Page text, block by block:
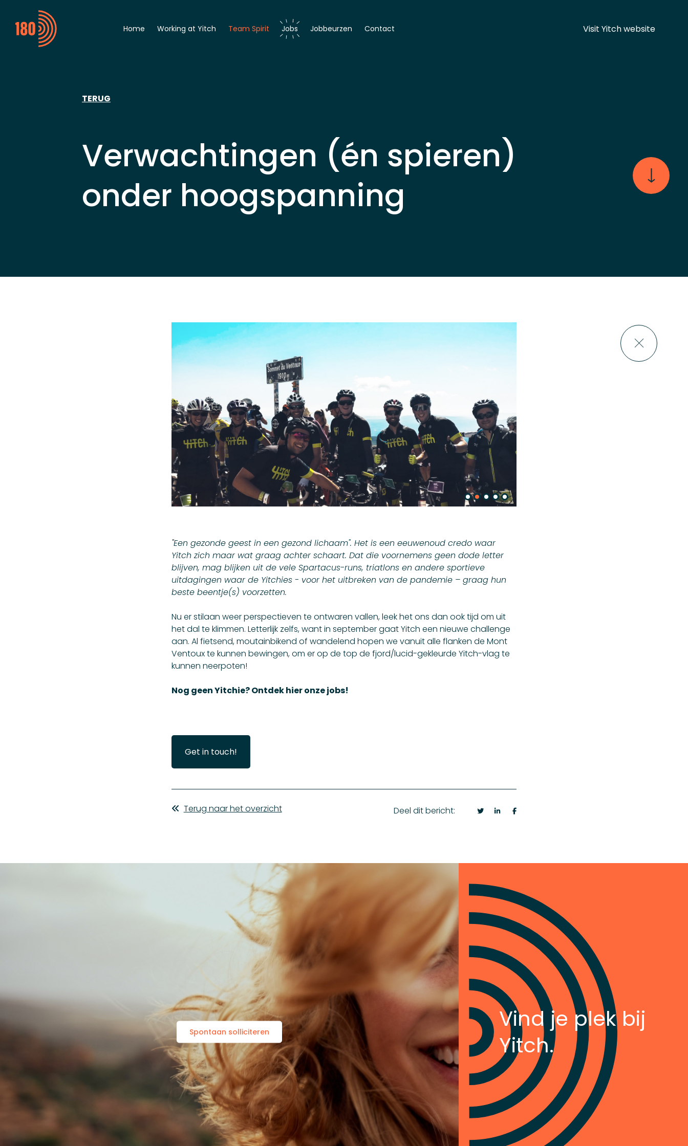
Home Working at Yitch Team Spirit Jobs Jobbeurzen Contact Visit Yitch website
TERUG
Verwachtingen (én spieren)
onder hoogspanning
"Een gezonde geest in een gezond lichaam". Het is een eeuwenoud credo waar
Yitch zich maar wat graag achter schaart. Dat die voornemens geen dode letter
blijven, mag blijken uit de vele Spartacus-runs, triatlons en andere sportieve
uitdagingen waar de Yitchies - voor het uitbreken van de pandemie – graag hun
beste beentje(s) voorzetten.
Nu er stilaan weer perspectieven te ontwaren vallen, leek het ons dan ook tijd om uit
het dal te klimmen. Letterlijk zelfs, want in september gaat Yitch een nieuwe challenge
aan. Al fietsend, moutainbikend of wandelend hopen we vanuit alle flanken de Mont
Ventoux te kunnen bewingen, om er op de top de fjord/lucid-gekleurde Yitch-vlag te
kunnen neerpoten!
Nog geen Yitchie?Ontdek hier onze jobs!
Get in touch!
Terug naar het overzicht Deel dit bericht:
Spontaan solliciteren
Vind je plek bij
Yitch.